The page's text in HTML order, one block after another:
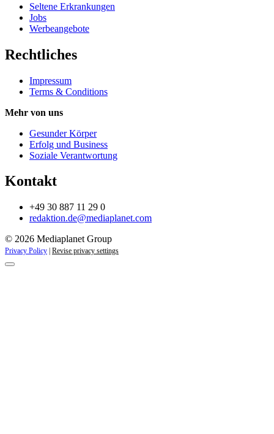
Seltene Erkrankungen
Jobs
Werbeangebote
Rechtliches
Impressum
Terms & Conditions
Mehr von uns
Gesunder Körper
Erfolg und Business
Soziale Verantwortung
Kontakt
+49 30 887 11 29 0
redaktion.de@mediaplanet.com
© 2026 Mediaplanet Group
Privacy Policy Revise privacy settings